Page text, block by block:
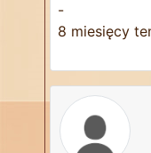
-
8 miesięcy